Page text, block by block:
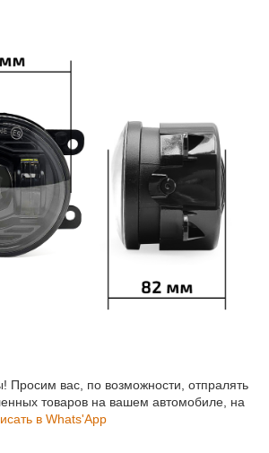
Просим вас, по возможности, отпралять
товаров на вашем автомобиле, на
в Whats'App